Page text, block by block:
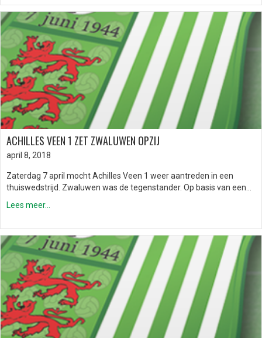
ACHILLES VEEN 1 ZET ZWALUWEN OPZIJ
april 8, 2018
Zaterdag 7 april mocht Achilles Veen 1 weer aantreden in een
thuiswedstrijd. Zwaluwen was de tegenstander. Op basis van een…
Lees meer...